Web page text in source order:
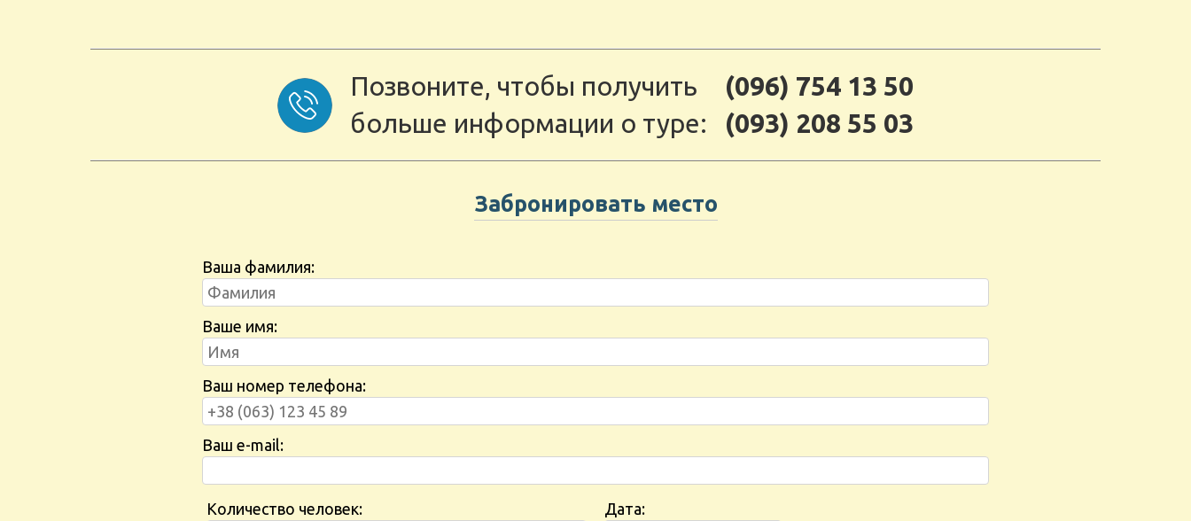
Позвоните, чтобы получить
больше информации о туре:
(096) 754 13 50
(093) 208 55 03
Забронировать место
Ваша фамилия:
Ваше имя:
Ваш номер телефона:
Ваш e-mail:
Количество человек: Дата: